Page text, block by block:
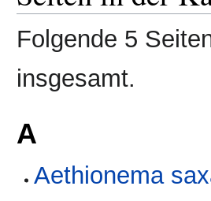
Folgende 5
insgesamt.
A
Aethionema